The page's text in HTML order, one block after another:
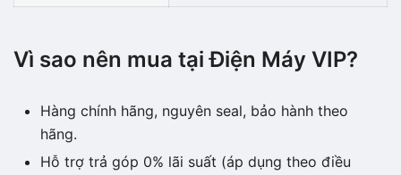
Vì sao nên mua tại Điện Máy VIP?
Hàng chính hãng, nguyên seal, bảo hành theo
hãng.
Hỗ trợ trả góp 0% lãi suất (áp dụng theo điều